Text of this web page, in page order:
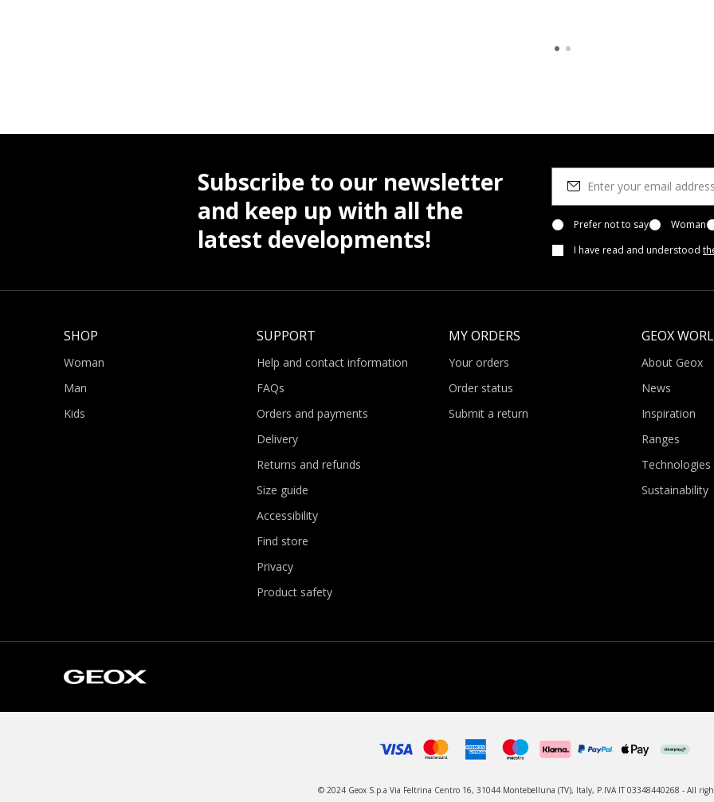
Subscribe to our newsletter
and keep up with all the
latest developments!
Prefer not to say
Woman
I have read and understood
SHOP
Woman
Man
Kids
SUPPORT
Help and contact information
FAQs
Orders and payments
Delivery
Returns and refunds
Size guide
Accessibility
Find store
Privacy
Product safety
MY ORDERS
Your orders
Order status
Submit a return
GEOX
About Geox
News
Inspiration
Ranges
Technologies
Sustainability
© 2024 Geox S.p.a Via Feltrina Centro 16, 31044 Montebelluna (TV), Italy, P.IVA IT 03348440268 - All